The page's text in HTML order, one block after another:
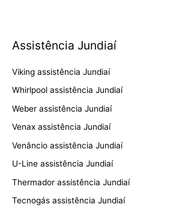
Assistência Jundiaí
Viking assistência Jundiaí
Whirlpool assistência Jundiaí
Weber assistência Jundiaí
Venax assistência Jundiaí
Venâncio assistência Jundiaí
U-Line assistência Jundiaí
Thermador assistência Jundiaí
Tecnogás assistência Jundiaí